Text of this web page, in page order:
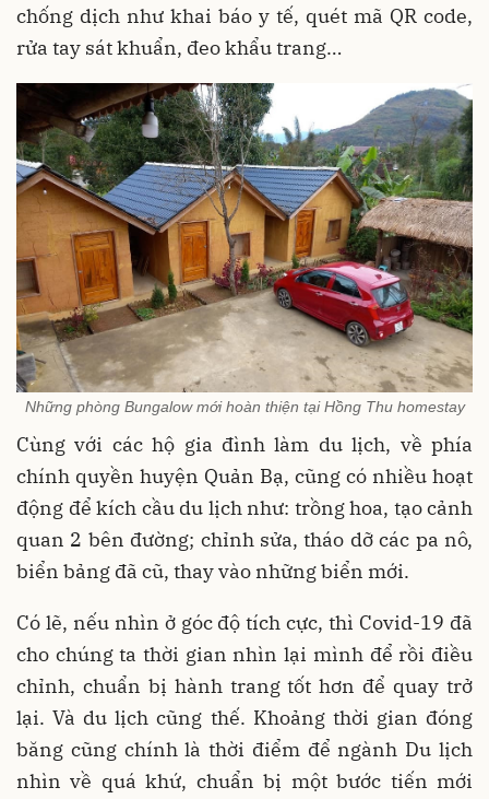
chống dịch như khai báo y tế, quét mã QR code,
rửa tay sát khuẩn, đeo khẩu trang…
Những phòng Bungalow mới hoàn thiện tại Hồng Thu homestay
Cùng với các hộ gia đình làm du lịch, về phía
chính quyền huyện Quản Bạ, cũng có nhiều hoạt
động để kích cầu du lịch như: trồng hoa, tạo cảnh
quan 2 bên đường; chỉnh sửa, tháo dỡ các pa nô,
biển bảng đã cũ, thay vào những biển mới.
Có lẽ, nếu nhìn ở góc độ tích cực, thì Covid-19 đã
cho chúng ta thời gian nhìn lại mình để rồi điều
chỉnh, chuẩn bị hành trang tốt hơn để quay trở
lại. Và du lịch cũng thế. Khoảng thời gian đóng
băng cũng chính là thời điểm để ngành Du lịch
nhìn về quá khứ, chuẩn bị một bước tiến mới